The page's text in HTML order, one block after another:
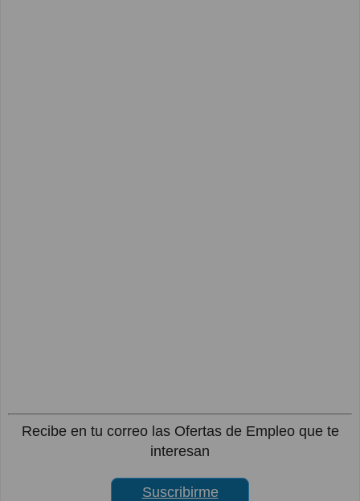
Recibe en tu correo las Ofertas de Empleo que te
interesan
Suscribirme